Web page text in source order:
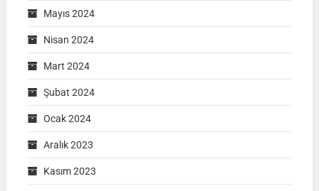
Mayıs 2024
Nisan 2024
Mart 2024
Şubat 2024
Ocak 2024
Aralık 2023
Kasım 2023